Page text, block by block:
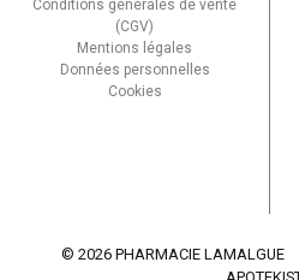
Conditions générales de vente
(CGV)
Mentions légales
Données personnelles
Cookies
© 2026 PHARMACIE LAMALGUE